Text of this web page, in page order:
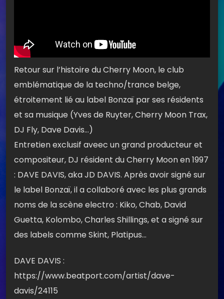
Retour sur l’histoire du Cherry Moon, le club
emblématique de la techno/trance belge,
étroitement lié au label Bonzaï par ses résidents
et sa musique (Yves de Ruyter, Cherry Moon Trax,
DJ Fly, Dave Davis…)
Entretien exclusif aveec un grand producteur et
compositeur, DJ résident du Cherry Moon en 1997
: DAVE DAVIS, aka JD DAVIS. Après avoir signé sur
le label Bonzaï, il a collaboré avec les plus grands
noms de la scène electro : Kiko, Chab, David
Guetta, Kolombo, Charles Shillings, et a signé sur
des labels comme Skint, Platipus…
DAVE DAVIS :
https://www.beatport.com/artist/dave-
davis/24115